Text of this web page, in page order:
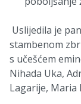
Uslijedila je
stambenom
s učešćem
Nihada Uka,
Lagarije, Maria